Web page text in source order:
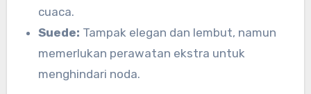
cuaca.
Suede: Tampak elegan dan lembut, namun
memerlukan perawatan ekstra untuk
menghindari noda.